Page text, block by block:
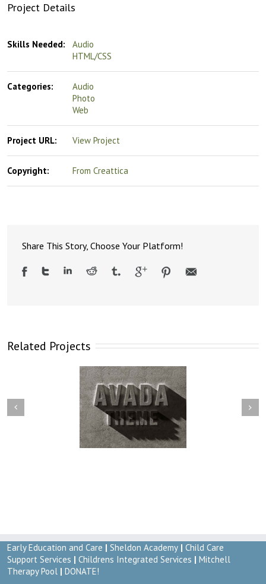
Project Details
Skills Needed:
Audio
HTML/CSS
Categories:
Audio
Photo
Web
Project URL: View Project
Copyright: From Creattica
Share This Story, Choose Your Platform!
Related Projects
Proin Sodales Quam
Next
Early Education and Care | Sheldon Academy | Child Care
Support Services | Childrens Integrated Services | Mitchell
Therapy Pool | DONATE!